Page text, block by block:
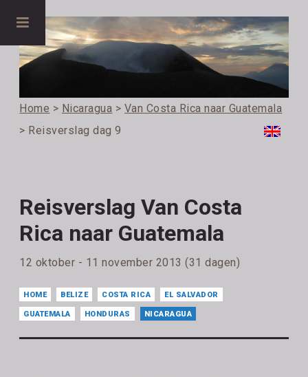
Home > Nicaragua > Van Costa Rica naar Guatemala
> Reisverslag dag 9
Reisverslag Van Costa
Rica naar Guatemala
12 oktober - 11 november 2013 (31 dagen)
HOME BELIZE COSTA RICA EL SALVADOR
GUATEMALA HONDURAS NICARAGUA